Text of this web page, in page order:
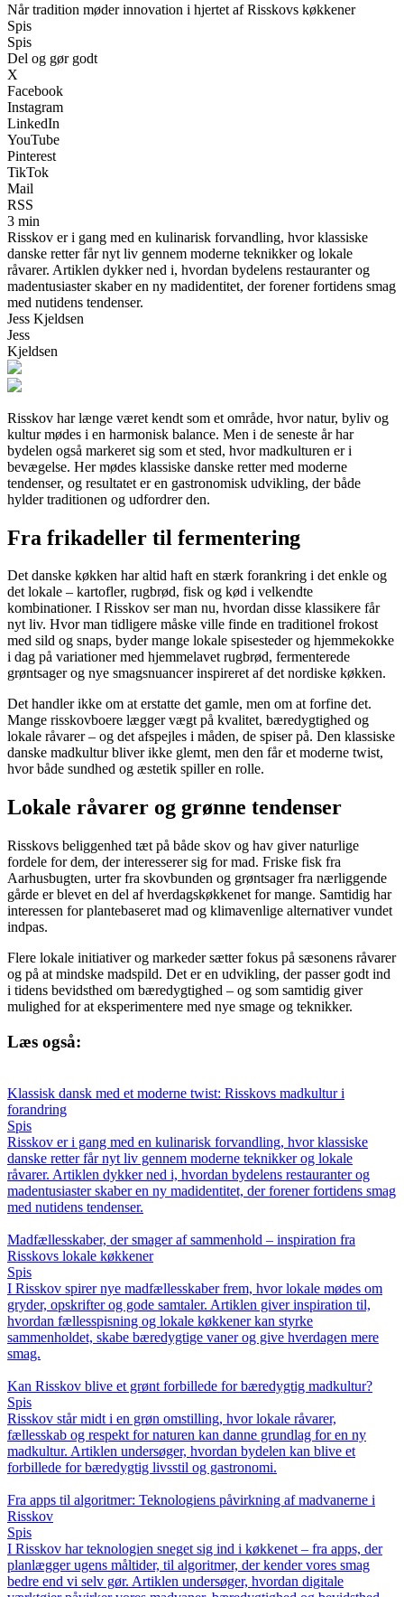
Når tradition møder innovation i hjertet af Risskovs køkkener
Spis
Spis
Del og gør godt
X
Facebook
Instagram
LinkedIn
YouTube
Pinterest
TikTok
Mail
RSS
3 min
Risskov er i gang med en kulinarisk forvandling, hvor klassiske
danske retter får nyt liv gennem moderne teknikker og lokale
råvarer. Artiklen dykker ned i, hvordan bydelens restauranter og
madentusiaster skaber en ny madidentitet, der forener fortidens smag
med nutidens tendenser.
Jess Kjeldsen
Jess
Kjeldsen
Risskov har længe været kendt som et område, hvor natur, byliv og
kultur mødes i en harmonisk balance. Men i de seneste år har
bydelen også markeret sig som et sted, hvor madkulturen er i
bevægelse. Her mødes klassiske danske retter med moderne
tendenser, og resultatet er en gastronomisk udvikling, der både
hylder traditionen og udfordrer den.
Fra frikadeller til fermentering
Det danske køkken har altid haft en stærk forankring i det enkle og
det lokale – kartofler, rugbrød, fisk og kød i velkendte
kombinationer. I Risskov ser man nu, hvordan disse klassikere får
nyt liv. Hvor man tidligere måske ville finde en traditionel frokost
med sild og snaps, byder mange lokale spisesteder og hjemmekokke
i dag på variationer med hjemmelavet rugbrød, fermenterede
grøntsager og nye smagsnuancer inspireret af det nordiske køkken.
Det handler ikke om at erstatte det gamle, men om at forfine det.
Mange risskovboere lægger vægt på kvalitet, bæredygtighed og
lokale råvarer – og det afspejles i måden, de spiser på. Den klassiske
danske madkultur bliver ikke glemt, men den får et moderne twist,
hvor både sundhed og æstetik spiller en rolle.
Lokale råvarer og grønne tendenser
Risskovs beliggenhed tæt på både skov og hav giver naturlige
fordele for dem, der interesserer sig for mad. Friske fisk fra
Aarhusbugten, urter fra skovbunden og grøntsager fra nærliggende
gårde er blevet en del af hverdagskøkkenet for mange. Samtidig har
interessen for plantebaseret mad og klimavenlige alternativer vundet
indpas.
Flere lokale initiativer og markeder sætter fokus på sæsonens råvarer
og på at mindske madspild. Det er en udvikling, der passer godt ind
i tidens bevidsthed om bæredygtighed – og som samtidig giver
mulighed for at eksperimentere med nye smage og teknikker.
Læs også:
Klassisk dansk med et moderne twist: Risskovs madkultur i
forandring
Spis
Risskov er i gang med en kulinarisk forvandling, hvor klassiske
danske retter får nyt liv gennem moderne teknikker og lokale
råvarer. Artiklen dykker ned i, hvordan bydelens restauranter og
madentusiaster skaber en ny madidentitet, der forener fortidens smag
med nutidens tendenser.
Madfællesskaber, der smager af sammenhold – inspiration fra
Risskovs lokale køkkener
Spis
I Risskov spirer nye madfællesskaber frem, hvor lokale mødes om
gryder, opskrifter og gode samtaler. Artiklen giver inspiration til,
hvordan fællesspisning og lokale køkkener kan styrke
sammenholdet, skabe bæredygtige vaner og give hverdagen mere
smag.
Kan Risskov blive et grønt forbillede for bæredygtig madkultur?
Spis
Risskov står midt i en grøn omstilling, hvor lokale råvarer,
fællesskab og respekt for naturen kan danne grundlag for en ny
madkultur. Artiklen undersøger, hvordan bydelen kan blive et
forbillede for bæredygtig livsstil og gastronomi.
Fra apps til algoritmer: Teknologiens påvirkning af madvanerne i
Risskov
Spis
I Risskov har teknologien sneget sig ind i køkkenet – fra apps, der
planlægger ugens måltider, til algoritmer, der kender vores smag
bedre end vi selv gør. Artiklen undersøger, hvordan digitale